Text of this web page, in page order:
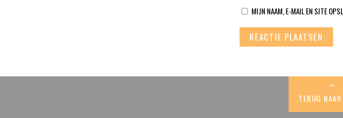
MIJN NAAM, E-MAIL EN SITE
TERUG